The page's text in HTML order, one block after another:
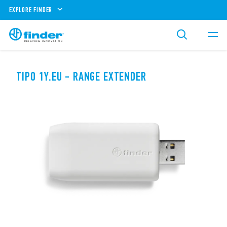
EXPLORE FINDER
TIPO 1Y.EU - RANGE EXTENDER